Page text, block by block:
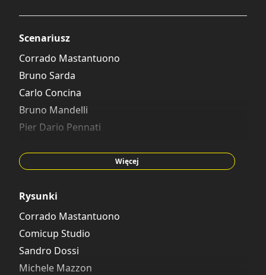
Scenariusz
Corrado Mastantuono
Bruno Sarda
Carlo Concina
Bruno Mandelli
Pier Dario Pennati
Michael T. Gilbert
Doug Gray
Giorgio Martignoni
Adamo D’Agostino
Carlo Panaro
Rodolfo Cimino
Więcej
Rysunki
Corrado Mastantuono
Comicup Studio
Sandro Dossi
Michele Mazzon